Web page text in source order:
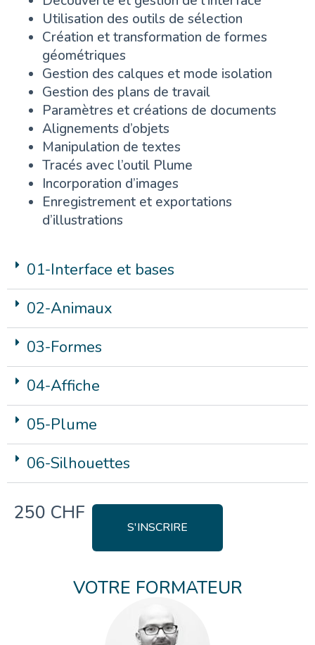
Utilisation des outils de sélection
Création et transformation de formes
géométriques
Gestion des calques et mode isolation
Gestion des plans de travail
Paramètres et créations de documents
Alignements d’objets
Manipulation de textes
Tracés avec l’outil Plume
Incorporation d’images
Enregistrement et exportations
d’illustrations
01-Interface et bases
02-Animaux
03-Formes
04-Affiche
05-Plume
06-Silhouettes
250 CHF
S'INSCRIRE
VOTRE FORMATEUR